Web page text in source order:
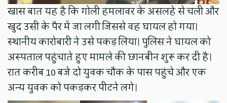
खास बात यह है कि गोली हमलावर के असलहे से चली और
खुद उसी के पैर में जा लगी जिससे वह घायल हो गया।
स्थानीय कारोबारी ने उसे पकड़ लिया। पुलिस ने घायल को
अस्पताल पहुंचाते हुए मामले की छानबीन शुरू कर दी है।
रात करीब 10 बजे दो युवक चौक के पास पहुंचे और एक
अन्य युवक को पकड़कर पीटने लगे।